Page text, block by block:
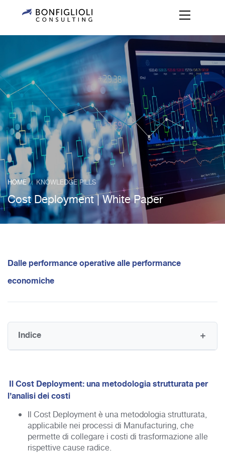
HOME / KNOWLEDGE PILLS
Cost Deployment | White Paper
Dalle performance operative alle performance
economiche
Indice
Il Cost Deployment: una metodologia strutturata per
l’analisi dei costi
Il Cost Deployment è una metodologia strutturata,
applicabile nei processi di Manufacturing, che
permette di collegare i costi di trasformazione alle
rispettive cause radice.